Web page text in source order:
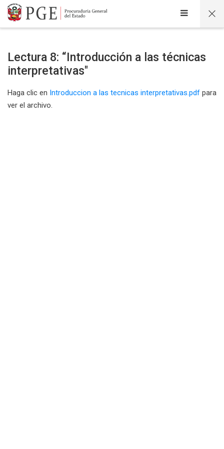
Salta al contenido principal
Lectura 8: “Introducción a las técnicas
interpretativas"
Haga clic en Introduccion a las tecnicas interpretativas.pdf para
ver el archivo.